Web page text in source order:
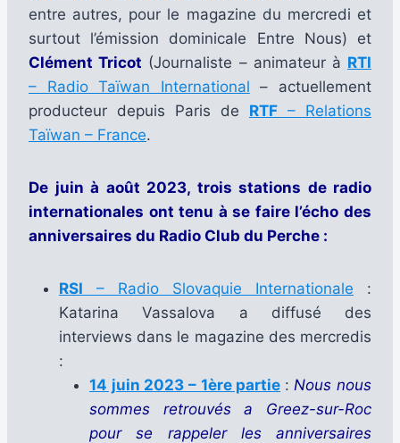
entre autres, pour le magazine du mercredi et
surtout l’émission dominicale Entre Nous) et
Clément Tricot (Journaliste – animateur à RTI
– Radio Taïwan International – actuellement
producteur depuis Paris de RTF – Relations
Taïwan – France.
De juin à août 2023, trois stations de radio
internationales ont tenu à se faire l’écho des
anniversaires du Radio Club du Perche :
RSI – Radio Slovaquie Internationale :
Katarina Vassalova a diffusé des
interviews dans le magazine des mercredis
:
14 juin 2023 – 1ère partie : Nous nous
sommes retrouvés a Greez-sur-Roc
pour se rappeler les anniversaires